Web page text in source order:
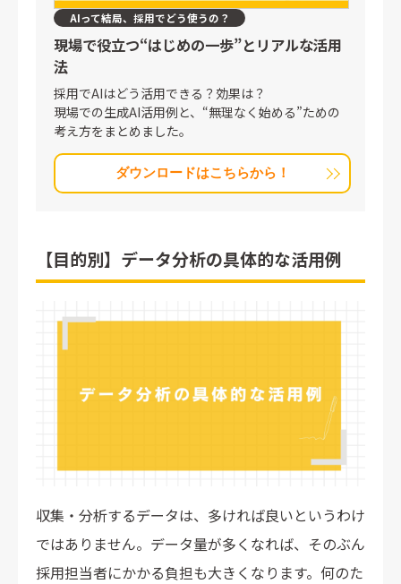
AIって結局、採用でどう使うの？
現場で役立つ“はじめの一歩”と リアルな活用
法
採用でAIはどう活用できる？効果は？
現場での生成AI活用例と、“無理なく始める”ための
考え方をまとめました。
ダウンロードはこちらから！
【目的別】データ分析の具体的な活用例
収集・分析するデータは、多ければ良いというわけ
ではありません。データ量が多くなれば、そのぶん
採用担当者にかかる負担も大きくなります。何のた